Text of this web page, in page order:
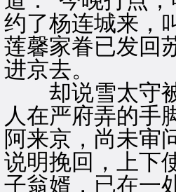
约了杨连城来，
莲馨家眷已发回
进京去。
却说雪太守被
人在严府弄的手
阿来京，尚未审
说明挽回，上下
子翁婿，已在一